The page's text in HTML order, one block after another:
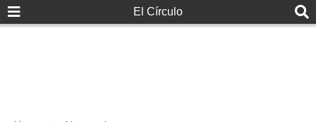
El Círculo